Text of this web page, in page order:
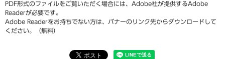
PDF形式のファイルをご覧いただく場合には、Adobe社が提供するAdobe
Readerが必要です。
Adobe Readerをお持ちでない方は、バナーのリンク先からダウンロードして
ください。（無料）